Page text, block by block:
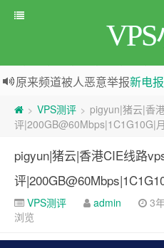
原来频道被人恶意举报新电
> VPS测评 > pigyun|猪云|香
评|200GB@60Mbps|1C1G10G|
pigyun|猪云|香港CIE线路
评
VPS测评 admin 3
浏览